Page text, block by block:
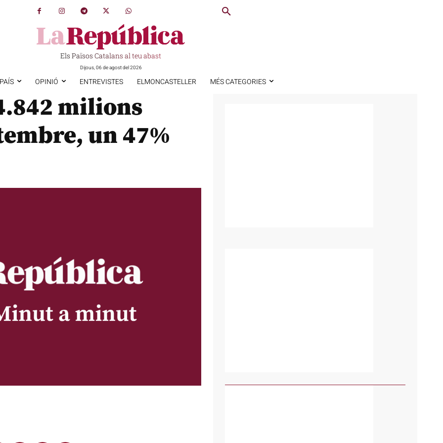
Els Països Catalans al teu abast
Dijous, 06 de agost del 2026
OPINIÓ ENTREVISTES ELMONCASTELLER MÉS CATEGORIES
milions
un 47%